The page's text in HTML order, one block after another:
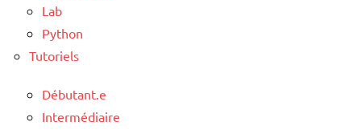
Lab
Python
Tutoriels
Débutant.e
Intermédiaire